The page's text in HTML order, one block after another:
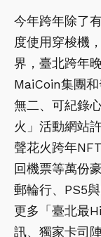
今年跨年除了
度使用穿梭機
界，臺北跨年
MaiCoin集團
無二、可紀錄
火」活動網站
聲花火跨年
回機票等萬份
郵輪行、PS5
更多「臺北最
訊、獨家卡司